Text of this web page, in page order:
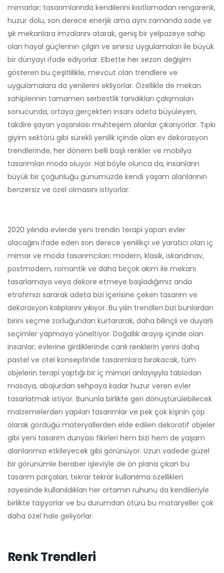
mimarlar; tasarımlarında kendilerini kısıtlamadan rengarenk,
huzur dolu, son derece enerjik ama aynı zamanda sade ve
şık mekanlara imzalarını atarak, geniş bir yelpazeye sahip
olan hayal güçlerinin çılgın ve sınırsız uygulamaları ile büyük
bir dünyayı ifade ediyorlar. Elbette her sezon değişim
gösteren bu çeşitlilikle, mevcut olan trendlere ve
uygulamalara da yenilerini ekliyorlar. Özellikle de mekan
sahiplerinin tamamen serbestlik tanıdıkları çalışmaları
sonucunda, ortaya gerçekten insanı adeta büyüleyen,
takdire şayan yaşanılası muhteşem alanlar çıkarıyorlar. Tıpkı
giyim sektörü gibi sürekli yenilik içinde olan ev dekorasyon
trendlerinde, her dönem belli başlı renkler ve mobilya
tasarımları moda oluyor. Hal böyle olunca da, insanların
büyük bir çoğunluğu günümüzde kendi yaşam alanlarının
benzersiz ve özel olmasını istiyorlar.
2020 yılında evlerde yeni trendin terapi yapan evler
olacağını ifade eden son derece yenilikçi ve yaratıcı olan iç
mimar ve moda tasarımcıları; modern, klasik, iskandinav,
postmodern, romantik ve daha birçok akım ile mekanı
tasarlamaya veya dekore etmeye başladığımız anda
etrafımızı sararak adeta bizi içerisine çeken tasarım ve
dekorasyon kalıplarını yıkıyor. Bu yılın trendleri bizi bunlardan
birini seçme zorluğundan kurtararak, daha bilinçli ve duyarlı
seçimler yapmaya yöneltiyor. Doğallık arayışı içinde olan
insanlar; evlerine girdiklerinde canlı renklerin yerini daha
pastel ve otel konseptinde tasarımlara bırakacak, tüm
objelerin terapi yaptığı bir iç mimari anlayışıyla tablodan
masaya, abajurdan sehpaya kadar huzur veren evler
tasarlatmak istiyor. Bununla birlikte geri dönüştürülebilecek
malzemelerden yapılan tasarımlar ve pek çok kişinin çöp
olarak gördüğü materyallerden elde edilen dekoratif objeler
gibi yeni tasarım dünyası fikirleri hem bizi hem de yaşam
alanlarımızı etkileyecek gibi görünüyor. Uzun vadede güzel
bir görünümle beraber işleviyle de ön plana çıkan bu
tasarım parçaları, tekrar tekrar kullanılma özellikleri
sayesinde kullanıldıkları her ortamın ruhunu da kendileriyle
birlikte taşıyorlar ve bu durumdan ötürü bu mataryeller çok
daha özel hale geliyorlar.
Renk Trendleri